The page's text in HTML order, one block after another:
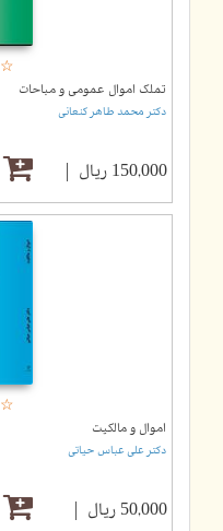
☆
★
تملک اموال عمومی و مباحات
دکتر محمد طاهر کنعانی
150,000 ریال
☆
★
اموال و مالکیت
دکتر علی عباس حیاتی
50,000 ریال